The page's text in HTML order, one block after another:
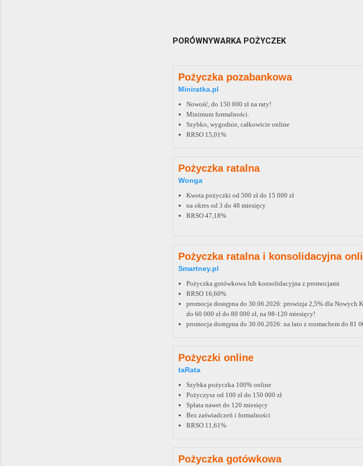
PORÓWNYWARKA POŻYCZEK
Pożyczka pozabankowa
Miniratka.pl
Nowość, do 150 000 zł na raty!
Minimum formalności.
Szybko, wygodnie, całkowicie online
RRSO 15,01%
Pożyczka ratalna
Wonga
Kwota pożyczki od 500 zł do 15 000 zł
na okres od 3 do 48 miesięcy
RRSO 47,18%
Pożyczka ratalna i konsolidacyjna
Smartney.pl
Pożyczka gotówkowa lub konsolidacyjna z promocjami
RRSO 16,60%
promocja dostępna do 30.06.2026: prowizja 2,5% dla Nowych
do 60 000 zł do 80 000 zł, na 98-120 miesięcy!
promocja dostępna do 30.06.2026: na lato z rozmachem do 81
Pożyczki online
taRata
Szybka pożyczka 100% online
Pożyczysz od 100 zł do 150 000 zł
Spłata nawet do 120 miesięcy
Bez zaświadczeń i formalności
RRSO 11,61%
Pożyczka gotówkowa